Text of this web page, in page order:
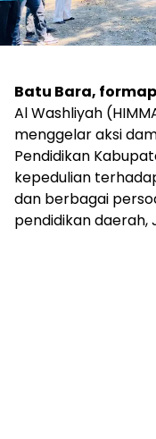
Batu Bara,
Al Washliyah
menggelar aksi
Pendidikan
kepedulian
dan berbagai
pendidikan